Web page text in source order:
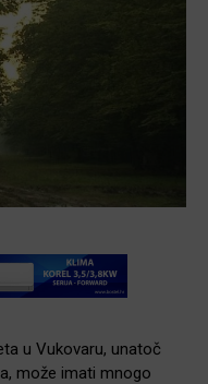
u Vukovaru, unatoč
može imati mnogo